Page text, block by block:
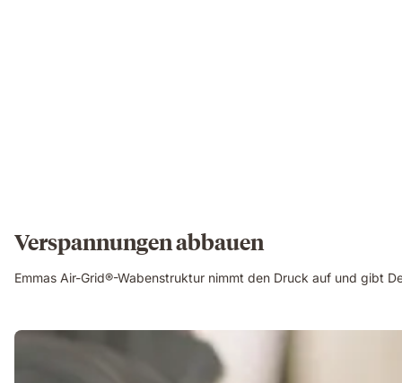
Verspannungen abbauen
Emmas Air-Grid®-Wabenstruktur nimmt den Druck auf und gibt